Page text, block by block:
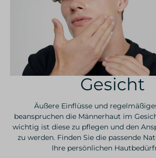
Gesicht
Äußere Einflüsse und
beanspruchen die Männerhaut im
wichtig ist diese zu pflegen und den
zu werden. Finden Sie die passende
Ihre persönlichen